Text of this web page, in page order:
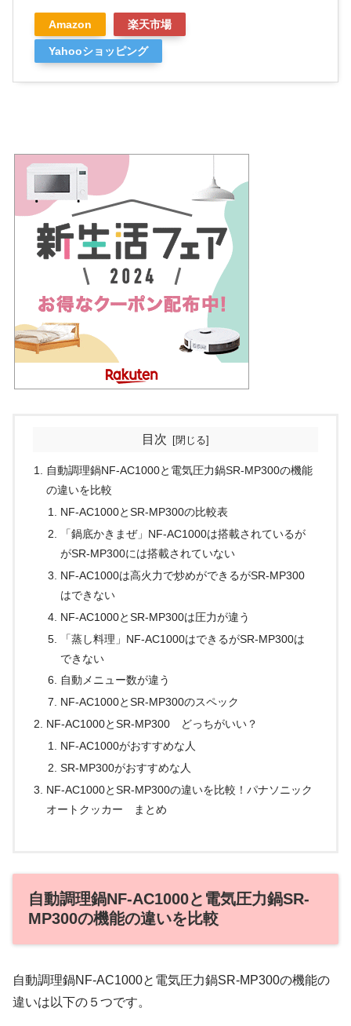
Amazon 楽天市場
Yahooショッピング
目次
自動調理鍋NF-AC1000と電気圧力鍋SR-MP300の機能
の違いを比較
NF-AC1000とSR-MP300の比較表
「鍋底かきまぜ」NF-AC1000は搭載されているが
がSR-MP300には搭載されていない
NF-AC1000は高火力で炒めができるがSR-MP300
はできない
NF-AC1000とSR-MP300は圧力が違う
「蒸し料理」NF-AC1000はできるがSR-MP300は
できない
自動メニュー数が違う
NF-AC1000とSR-MP300のスペック
NF-AC1000とSR-MP300 どっちがいい？
NF-AC1000がおすすめな人
SR-MP300がおすすめな人
NF-AC1000とSR-MP300の違いを比較！パナソニック
オートクッカー まとめ
自動調理鍋NF-AC1000と電気圧力鍋SR-
MP300の機能の違いを比較
自動調理鍋NF-AC1000と電気圧力鍋SR-MP300の機能の
違いは以下の５つです。